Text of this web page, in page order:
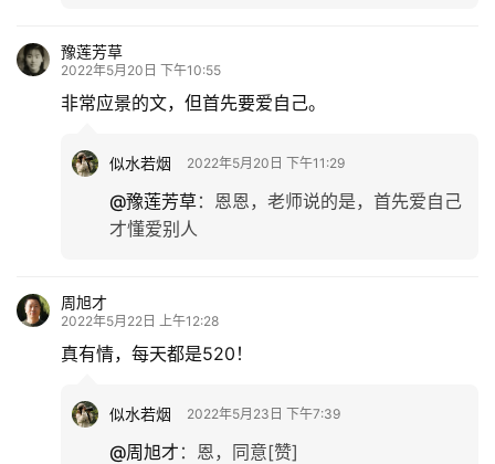
豫莲芳草
2022年5月20日 下午10:55
非常应景的文，但首先要爱自己。
似水若烟 2022年5月20日 下午11:29
@豫莲芳草： 恩恩，老师说的是，首先爱自己
才懂爱别人
周旭才
2022年5月22日 上午12:28
真有情，每天都是520！
似水若烟 2022年5月23日 下午7:39
@周旭才 ： 恩，同意[赞]